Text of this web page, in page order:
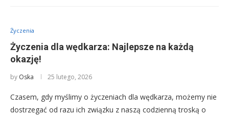
Życzenia
Życzenia dla wędkarza: Najlepsze na każdą
okazję!
by Oska 25 lutego, 2026
Czasem, gdy myślimy o życzeniach dla wędkarza, możemy nie
dostrzegać od razu ich związku z naszą codzienną troską o